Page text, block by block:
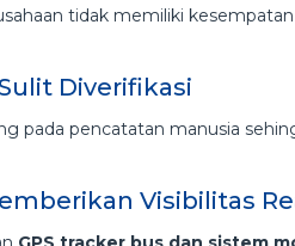
tidak memiliki
Diverifikasi
pada pencatatan manusia
Visibilitas